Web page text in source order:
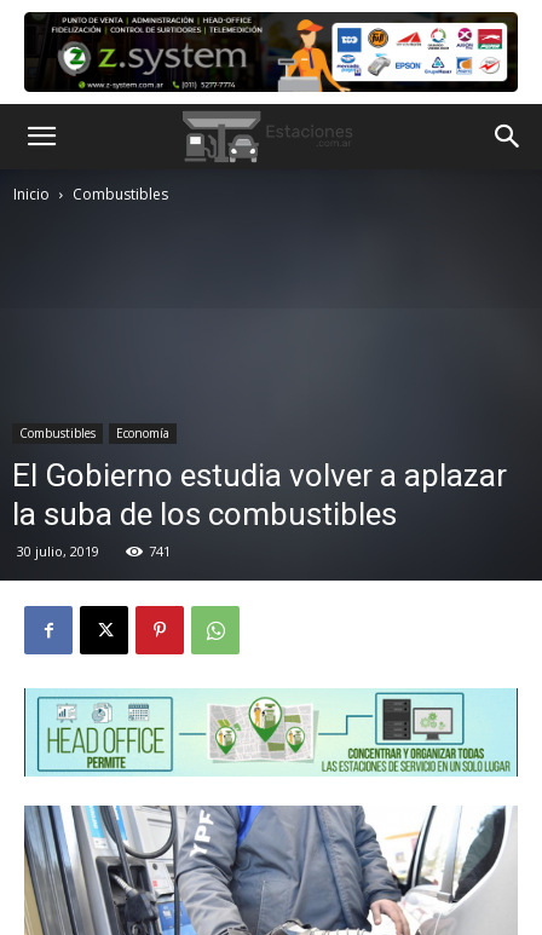
Inicio Combustibles
Combustibles Economía
El Gobierno estudia volver a aplazar
la suba de los combustibles
30 julio, 2019 741